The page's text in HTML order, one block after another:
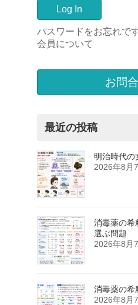
パスワードをお忘れで
会員について
お問
最近の投稿
明治時代の
2026年8月
消毒薬の希
選ぶ問題
2026年8月
消毒薬の希
2026年8月